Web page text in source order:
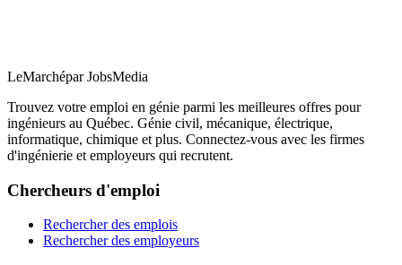
LeMarchépar JobsMedia
Trouvez votre emploi en génie parmi les meilleures offres pour
ingénieurs au Québec. Génie civil, mécanique, électrique,
informatique, chimique et plus. Connectez-vous avec les firmes
d'ingénierie et employeurs qui recrutent.
Chercheurs d'emploi
Rechercher des emplois
Rechercher des employeurs